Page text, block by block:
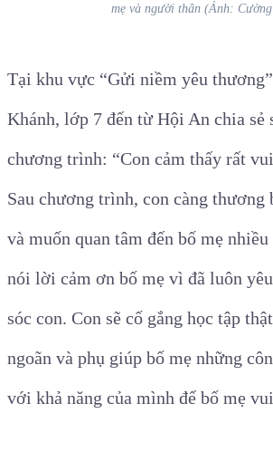
mẹ và người thân (Ảnh:
Tại khu vực “Gửi niềm yêu
Khánh, lớp 7 đến từ Hội An chia sẻ
chương trình: “Con cảm thấy rất
Sau chương trình, con càng thương
và muốn quan tâm đến bố mẹ
nói lời cảm ơn bố mẹ vì đã luôn
sóc con. Con sẽ cố gắng học tập
ngoãn và phụ giúp bố mẹ những
với khả năng của mình để bố mẹ